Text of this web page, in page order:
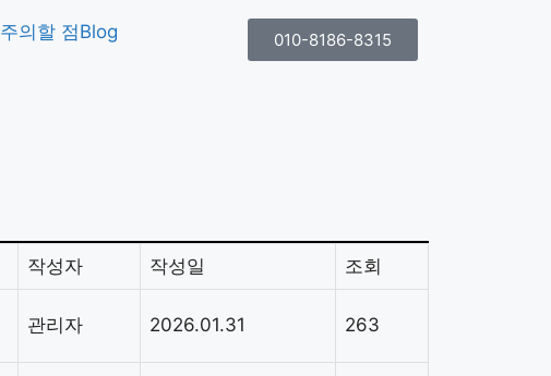
주의할 점Blog 010-8186-8315
작성자 작성일 조회
관리자 2026.01.31 263